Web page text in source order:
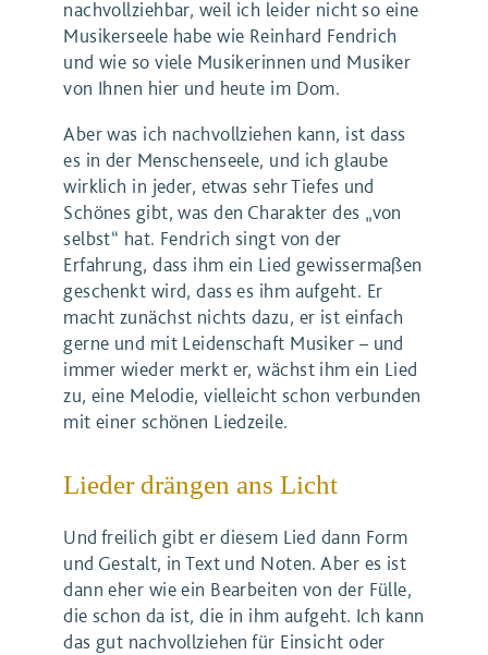
nachvollziehbar, weil ich leider nicht so eine
Musikerseele habe wie Reinhard Fendrich
und wie so viele Musikerinnen und Musiker
von Ihnen hier und heute im Dom.
Aber was ich nachvollziehen kann, ist dass
es in der Menschenseele, und ich glaube
wirklich in jeder, etwas sehr Tiefes und
Schönes gibt, was den Charakter des „von
selbst“ hat. Fendrich singt von der
Erfahrung, dass ihm ein Lied gewissermaßen
geschenkt wird, dass es ihm aufgeht. Er
macht zunächst nichts dazu, er ist einfach
gerne und mit Leidenschaft Musiker – und
immer wieder merkt er, wächst ihm ein Lied
zu, eine Melodie, vielleicht schon verbunden
mit einer schönen Liedzeile.
Lieder drängen ans Licht
Und freilich gibt er diesem Lied dann Form
und Gestalt, in Text und Noten. Aber es ist
dann eher wie ein Bearbeiten von der Fülle,
die schon da ist, die in ihm aufgeht. Ich kann
das gut nachvollziehen für Einsicht oder